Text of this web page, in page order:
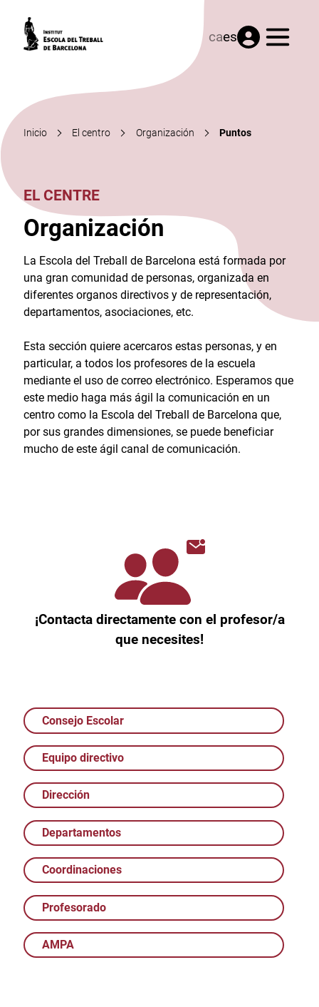
caes Menú
Inicio El centro Organización Puntos
EL CENTRE
Organización
La Escola del Treball de Barcelona está formada por
una gran comunidad de personas, organizada en
diferentes organos directivos y de representación,
departamentos, asociaciones, etc.
Esta sección quiere acercaros estas personas, y en
particular, a todos los profesores de la escuela
mediante el uso de correo electrónico. Esperamos que
este medio haga más ágil la comunicación en un
centro como la Escola del Treball de Barcelona que,
por sus grandes dimensiones, se puede beneficiar
mucho de este ágil canal de comunicación.
¡Contacta directamente con el profesor/a
que necesites!
Consejo Escolar
Equipo directivo
Dirección
Departamentos
Coordinaciones
Profesorado
AMPA